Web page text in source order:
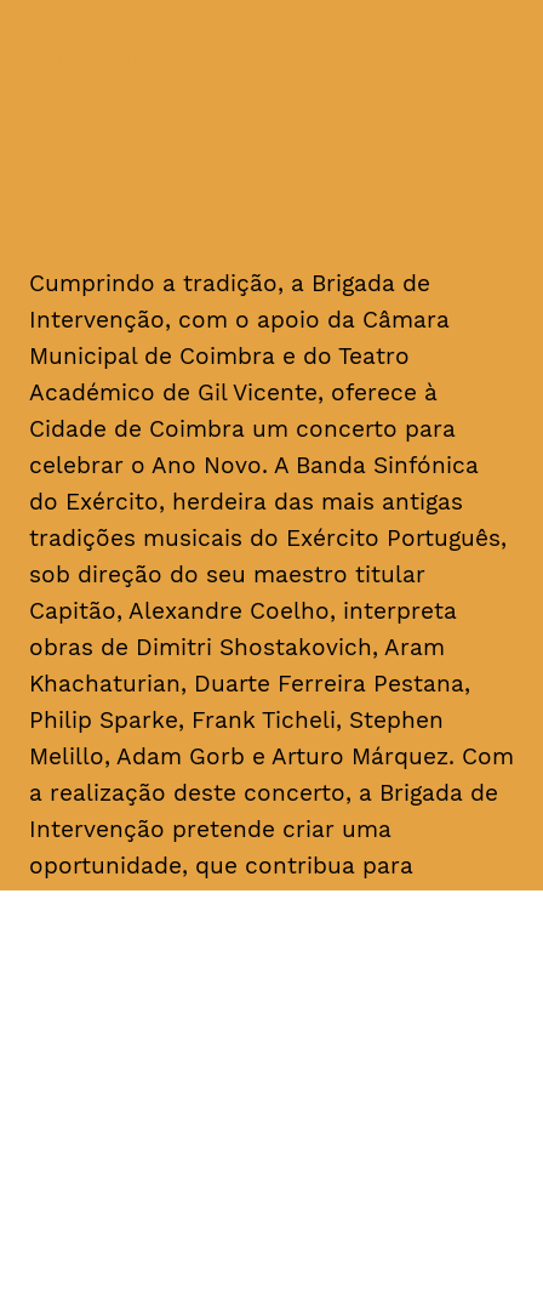
Cumprindo a tradição, a Brigada de
Intervenção, com o apoio da Câmara
Municipal de Coimbra e do Teatro
Académico de Gil Vicente, oferece à
Cidade de Coimbra um concerto para
celebrar o Ano Novo. A Banda Sinfónica
do Exército, herdeira das mais antigas
tradições musicais do Exército Português,
sob direção do seu maestro titular
Capitão, Alexandre Coelho, interpreta
obras de Dimitri Shostakovich, Aram
Khachaturian, Duarte Ferreira Pestana,
Philip Sparke, Frank Ticheli, Stephen
Melillo, Adam Gorb e Arturo Márquez. Com
a realização deste concerto, a Brigada de
Intervenção pretende criar uma
oportunidade, que contribua para